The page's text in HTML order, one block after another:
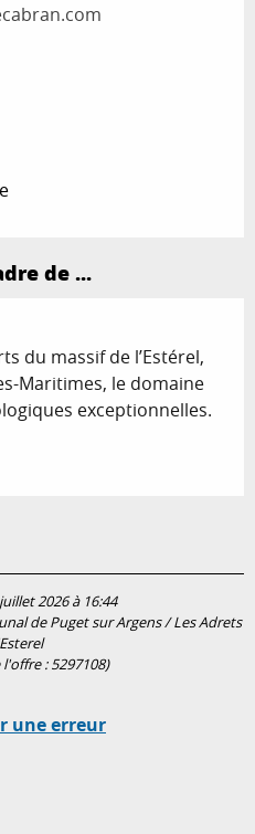
de ...
du massif de l’Estérel,
Maritimes, le domaine
exceptionnelles.
2026 à 16:44
de Puget sur Argens / Les Adrets
:5297108)
une erreur